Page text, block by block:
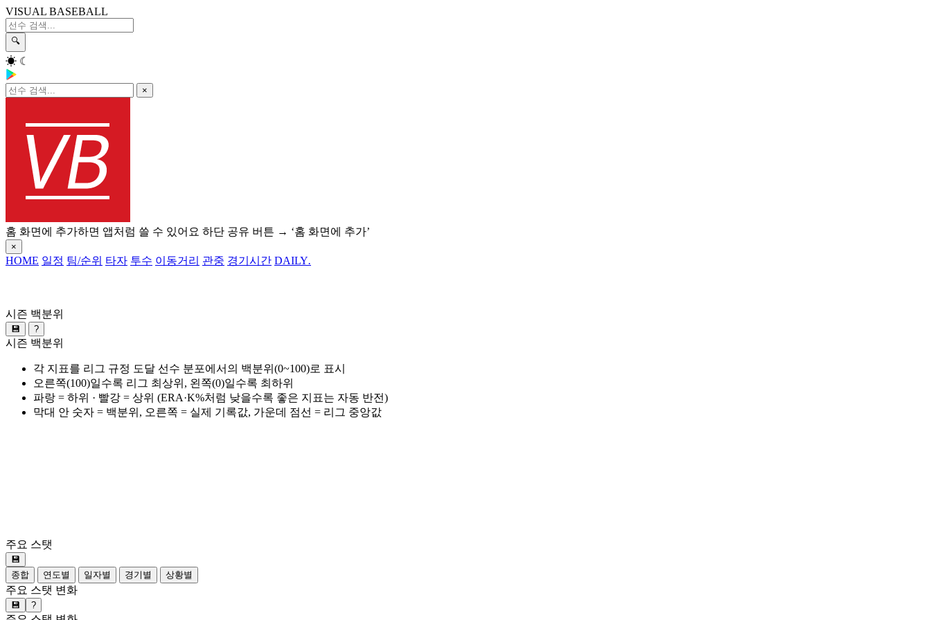
VISUAL BASEBALL
🔍
☀ ☾
×
홈 화면에 추가하면 앱처럼 쓸 수 있어요 하단 공유 버튼 → ‘홈 화면에 추가’
×
HOME 일정 팀/순위 타자 투수 이동거리 관중 경기시간 DAILY.
시즌 백분위
💾 ?
시즌 백분위
각 지표를 리그 규정 도달 선수 분포에서의 백분위(0~100)로 표시
오른쪽(100)일수록 리그 최상위, 왼쪽(0)일수록 최하위
파랑 = 하위 · 빨강 = 상위 (ERA·K%처럼 낮을수록 좋은 지표는 자동 반전)
막대 안 숫자 = 백분위, 오른쪽 = 실제 기록값, 가운데 점선 = 리그 중앙값
주요 스탯
💾
종합
연도별 일자별 경기별 상황별
주요 스탯 변화
💾 ?